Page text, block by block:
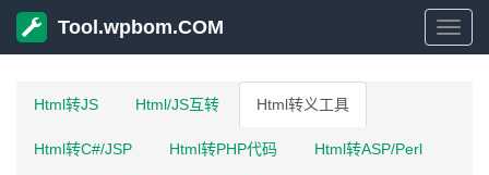
Tool.wpbom.COM
Html转JS Html/JS互转 Html转义工具
Html转C#/JSP Html转PHP代码 Html转ASP/Perl